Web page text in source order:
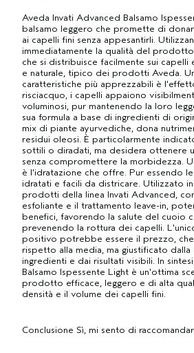
Aveda Invati Advanced Balsamo
balsamo leggero che promette di
ai capelli fini senza appesantirli.
immediatamente la qualità del
che si distribuisce facilmente sui
e naturale, tipico dei prodotti Aveda.
caratteristiche più apprezzabili è
risciacquo, i capelli appaiono
voluminosi, pur mantenendo la loro
sua formula a base di ingredienti di
mix di piante ayurvediche, dona
residui oleosi. È particolarmente
sottili o diradati, ma desidera ottenere
senza compromettere la morbidezza.
è l'idratazione che offre. Pur essendo
idratati e facili da districare. Utilizzato
prodotti della linea Invati Advanced,
esfoliante e il trattamento leave-in,
benefici, favorendo la salute del cuoio
prevenendo la rottura dei capelli.
positivo potrebbe essere il prezzo,
rispetto alla media, ma giustificato dalla
ingredienti e dai risultati visibili. In
Balsamo Ispessente Light è un'ottima
prodotto efficace, leggero e di alta
densità e il volume dei capelli fini.
Conclusione Sì, mi sento di